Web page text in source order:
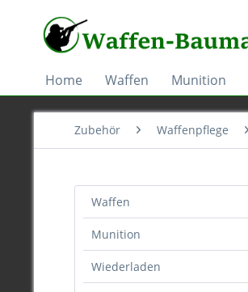
Home Waffen Munition
Zubehör Waffenpflege
Waffen
Munition
Wiederladen